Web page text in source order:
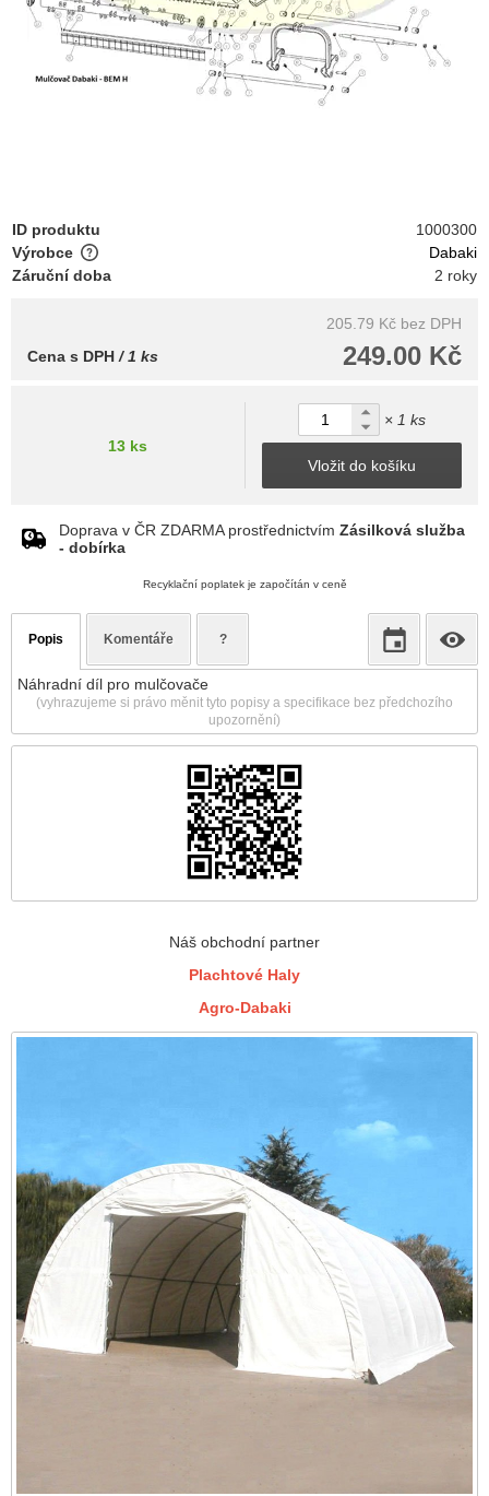
Náš obchodní partner
Plachtové Haly
Agro-Dabaki
ID produktu
1000300
Výrobce
Dabaki
Záruční doba
2 roky
205.79 Kč bez DPH
249.00 Kč
Cena s DPH / 1 ks
13 ks
× 1 ks
Vložit do košíku
Doprava v ČR ZDARMA prostřednictvím Zásilková služba
- dobírka
Recyklační poplatek je započítán v ceně
Popis Komentáře ?
Náhradní díl pro mulčovače
(vyhrazujeme si právo měnit tyto popisy a specifikace bez předchozího
upozornění)